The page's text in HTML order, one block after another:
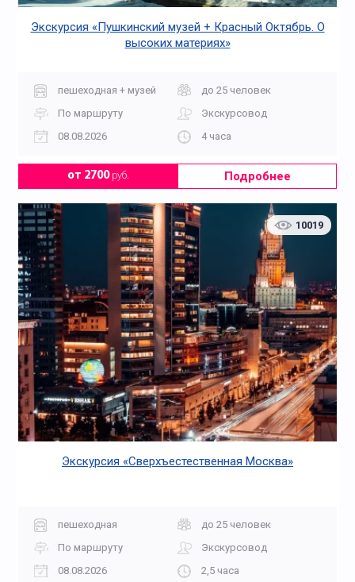
Экскурсия «Пушкинский музей + Красный Октябрь. О
высоких материях»
пешеходная + музей
до 25 человек
По маршруту
Экскурсовод
08.08.2026
4 часа
от 2700руб. Подробнее
10019
Экскурсия «Сверхъестественная Москва»
пешеходная
до 25 человек
По маршруту
Экскурсовод
08.08.2026
2,5 часа